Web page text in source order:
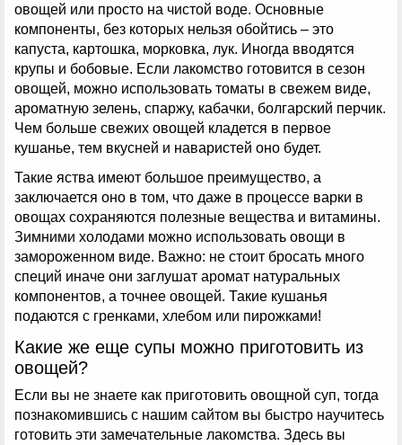
овощей или просто на чистой воде. Основные
компоненты, без которых нельзя обойтись – это
капуста, картошка, морковка, лук. Иногда вводятся
крупы и бобовые. Если лакомство готовится в сезон
овощей, можно использовать томаты в свежем виде,
ароматную зелень, спаржу, кабачки, болгарский перчик.
Чем больше свежих овощей кладется в первое
кушанье, тем вкусней и наваристей оно будет.
Такие яства имеют большое преимущество, а
заключается оно в том, что даже в процессе варки в
овощах сохраняются полезные вещества и витамины.
Зимними холодами можно использовать овощи в
замороженном виде. Важно: не стоит бросать много
специй иначе они заглушат аромат натуральных
компонентов, а точнее овощей. Такие кушанья
подаются с гренками, хлебом или пирожками!
Какие же еще супы можно приготовить из
овощей?
Если вы не знаете как приготовить овощной суп, тогда
познакомившись с нашим сайтом вы быстро научитесь
готовить эти замечательные лакомства. Здесь вы